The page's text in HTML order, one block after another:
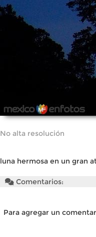
No alta resolución
luna hermosa en un gran
Comentarios:
Para agregar un